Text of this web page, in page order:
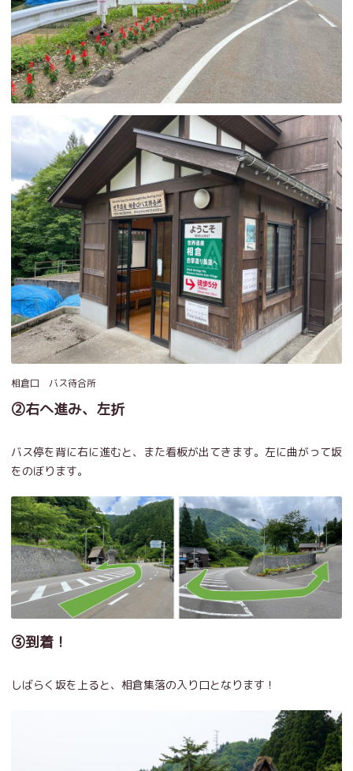
相倉口 バス待合所
②右へ進み、左折
バス停を背に右に進むと、また看板が出てきます。左に曲がって坂
をのぼります。
③到着！
しばらく坂を上ると、相倉集落の入り口となります！